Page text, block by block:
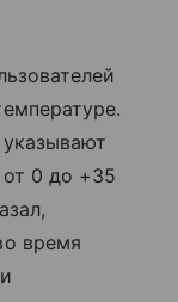
0 до +35
время